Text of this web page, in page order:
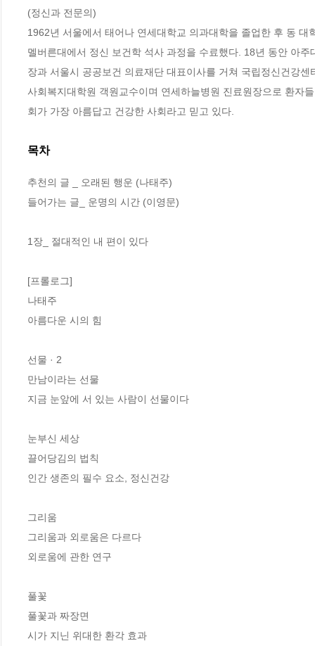
(정신과 전문의)
1962년 서울에서 태어나 연세대학교 의과대학을 졸업한 후 동
멜버른대에서 정신 보건학 석사 과정을 수료했다. 18년 동안 아
장과 서울시 공공보건 의료재단 대표이사를 거쳐 국립정신건강
사회복지대학원 객원교수이며 연세하늘병원 진료원장으로 환자
회가 가장 아름답고 건강한 사회라고 믿고 있다.
목차
추천의 글 _ 오래된 행운 (나태주)
들어가는 글_ 운명의 시간 (이영문)
1장_ 절대적인 내 편이 있다
[프롤로그]
나태주
아름다운 시의 힘
선물 · 2
만남이라는 선물
지금 눈앞에 서 있는 사람이 선물이다
눈부신 세상
끌어당김의 법칙
인간 생존의 필수 요소, 정신건강
그리움
그리움과 외로움은 다르다
외로움에 관한 연구
풀꽃
풀꽃과 짜장면
시가 지닌 위대한 환각 효과